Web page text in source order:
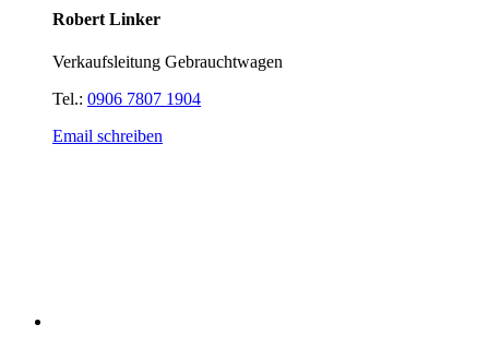
Robert Linker
Verkaufsleitung Gebrauchtwagen
Tel.: 0906 7807 1904
Email schreiben